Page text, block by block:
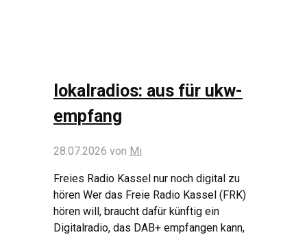
lokalradios: aus für ukw-
empfang
28.07.2026 von Mi
Freies Radio Kassel nur noch digital zu
hören Wer das Freie Radio Kassel (FRK)
hören will, braucht dafür künftig ein
Digitalradio, das DAB+ empfangen kann,